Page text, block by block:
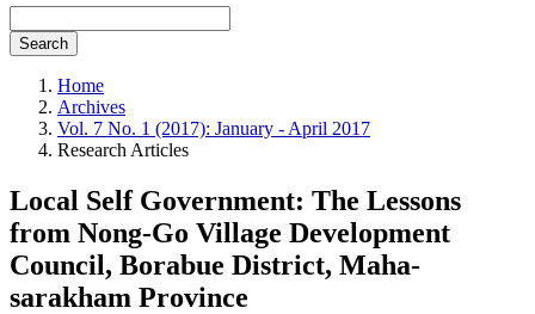
Search
Home
Archives
Vol. 7 No. 1 (2017): January - April 2017
Research Articles
Local Self Government: The Lessons
from Nong-Go Village Development
Council, Borabue District, Maha-
sarakham Province